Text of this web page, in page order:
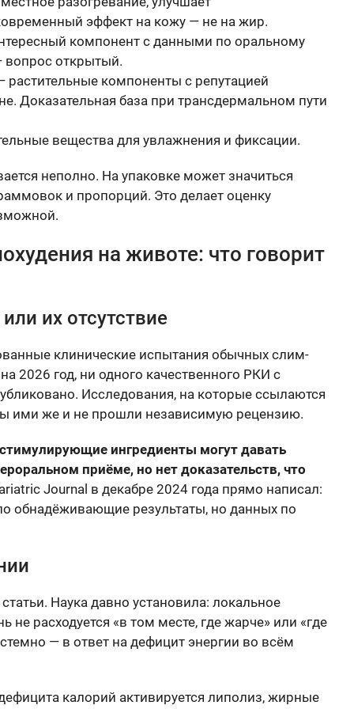
эффект на кожу — не на жир.
компонент с данными по оральному
открытый.
растительные компоненты с репутацией
Доказательная база при трансдермальном пути
вещества для увлажнения и фиксации.
неполно. На упаковке может значиться
и пропорций. Это делает оценку
на животе: что говорит
их отсутствие
клинические испытания обычных слим-
2026 год, ни одного качественного РКИ с
Исследования, на которые ссылаются
ими же и не прошли независимую рецензию.
ингредиенты могут давать
приёме, но нет доказательств, что
Journal в декабре 2024 года прямо написал:
обнадёживающие результаты, но данных по
Наука давно установила: локальное
расходуется «в том месте, где жарче» или «где
— в ответ на дефицит энергии во всём
калорий активируется липолиз, жирные